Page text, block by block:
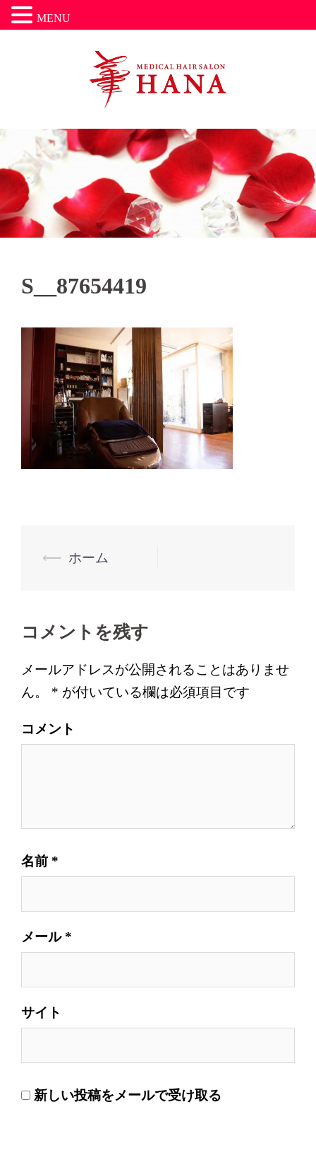
ツ
ス
キ
ッ
S__87654419
投
ビ
ゲ
ー
シ
ン
⟵ ホーム
コメントを残す
メールアドレスが公開されることはありませ
ん。
* が付いている欄は必須項目です
コメント
名前 *
メール *
サイト
新しい投稿をメールで受け取る
MENU